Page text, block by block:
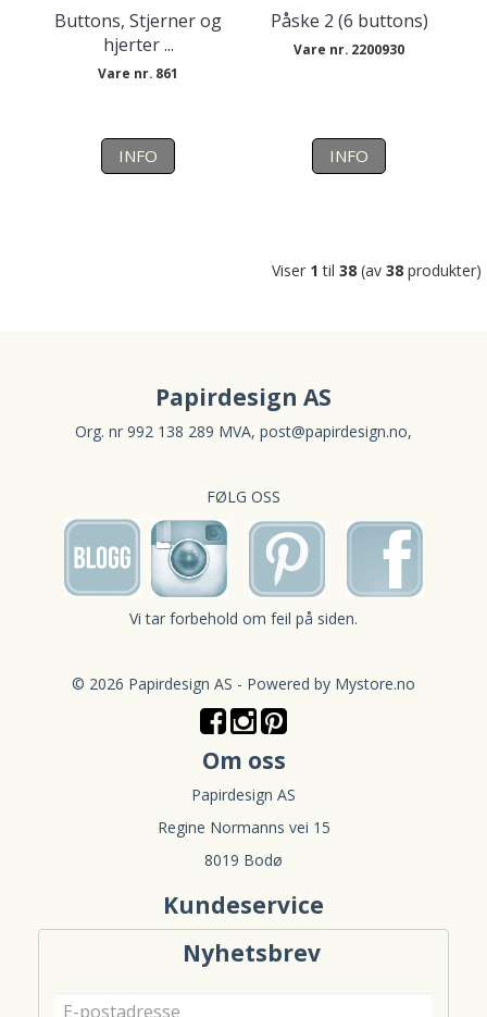
Buttons, Stjerner og
hjerter ...
Vare nr. 861
INFO
Påske 2 (6 buttons)
Vare nr. 2200930
INFO
Viser 1 til 38 (av 38 produkter)
Papirdesign AS
Org. nr 992 138 289 MVA, post@papirdesign.no,
FØLG OSS
Vi tar forbehold om feil på siden.
© 2026 Papirdesign AS - Powered by Mystore.no
Om oss
Papirdesign AS
Regine Normanns vei 15
8019 Bodø
Kundeservice
Nyhetsbrev